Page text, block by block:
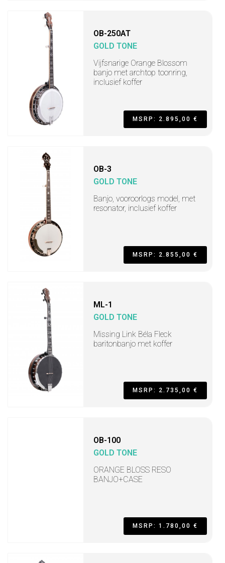
OB-250AT
GOLD TONE
Vijfsnarige Orange Blossom
banjo met archtop toonring,
inclusief koffer
MSRP: 2.895,00 €
OB-3
GOLD TONE
Banjo, vooroorlogs model, met
resonator, inclusief koffer
MSRP: 2.855,00 €
ML-1
GOLD TONE
Missing Link Béla Fleck
baritonbanjo met koffer
MSRP: 2.735,00 €
OB-100
GOLD TONE
ORANGE BLOSS RESO
BANJO+CASE
MSRP: 1.780,00 €